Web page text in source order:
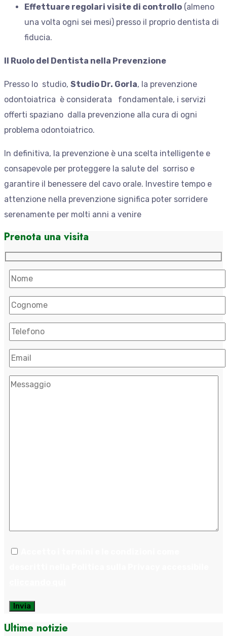
Effettuare regolari visite di controllo (almeno
una volta ogni sei mesi) presso il proprio dentista di
fiducia.
Il Ruolo del Dentista nella Prevenzione
Presso lo studio, Studio Dr. Gorla, la prevenzione
odontoiatrica è considerata fondamentale, i servizi
offerti spaziano dalla prevenzione alla cura di ogni
problema odontoiatrico.
In definitiva, la prevenzione è una scelta intelligente e
consapevole per proteggere la salute del sorriso e
garantire il benessere del cavo orale. Investire tempo e
attenzione nella prevenzione significa poter sorridere
serenamente per molti anni a venire
Prenota una visita
Invia
Ultime notizie